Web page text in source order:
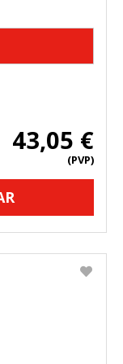
43,05 €
(PVP)